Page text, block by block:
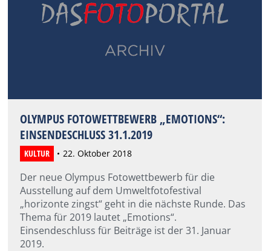
OLYMPUS FOTOWETTBEWERB „EMOTIONS“:
EINSENDESCHLUSS 31.1.2019
KULTUR 22. Oktober 2018
Der neue Olympus Fotowettbewerb für die
Ausstellung auf dem Umweltfotofestival
„horizonte zingst“ geht in die nächste Runde. Das
Thema für 2019 lautet „Emotions“.
Einsendeschluss für Beiträge ist der 31. Januar
2019.